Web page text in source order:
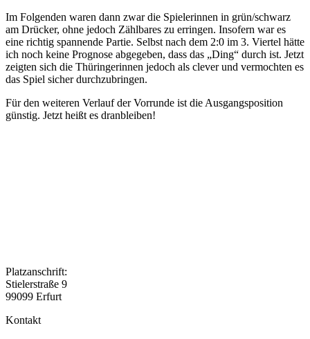
Im Folgenden waren dann zwar die Spielerinnen in grün/schwarz
am Drücker, ohne jedoch Zählbares zu erringen. Insofern war es
eine richtig spannende Partie. Selbst nach dem 2:0 im 3. Viertel hätte
ich noch keine Prognose abgegeben, dass das „Ding“ durch ist. Jetzt
zeigten sich die Thüringerinnen jedoch als clever und vermochten es
das Spiel sicher durchzubringen.
Für den weiteren Verlauf der Vorrunde ist die Ausgangsposition
günstig. Jetzt heißt es dranbleiben!
Platzanschrift:
Stielerstraße 9
99099 Erfurt
Kontakt